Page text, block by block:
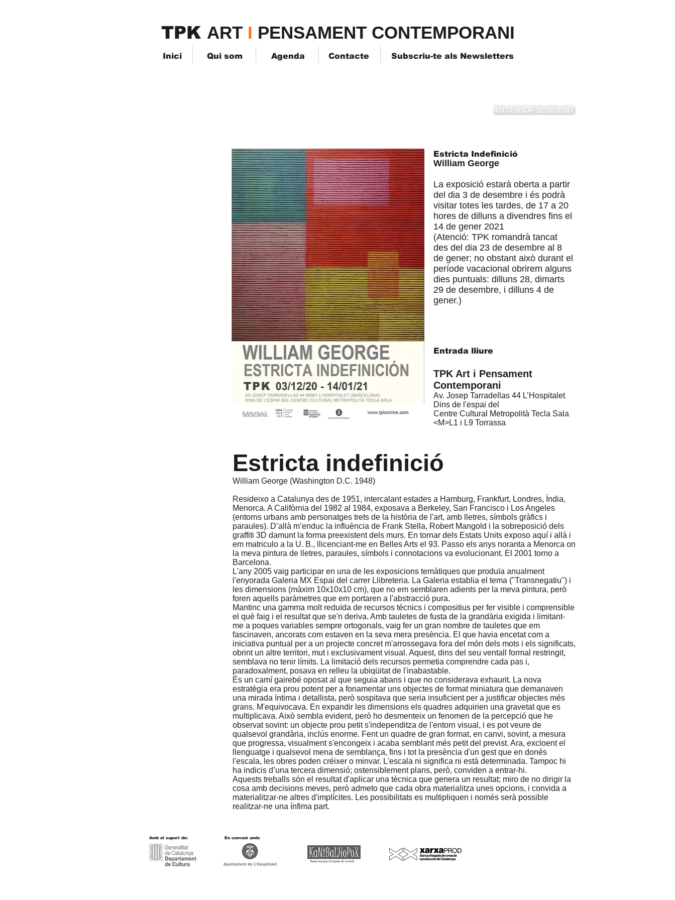
TPK ​ART I PENSAMENT CONTEMPORANI
Inici Qui som Agenda Contacte Subscriu-te als Newsletters
ANTERIOR SEGÜENT
Estricta Indefinició​
William George
La exposició estarà oberta a partir
del dia 3 de desembre i és podrà
visitar totes les tardes, de 17 a 20
hores de dilluns a divendres fins el
14 de gener 2021
(Atenció: TPK romandrà tancat
des del dia 23 de desembre al 8
de gener; no obstant això durant el
període vacacional obrirem alguns
dies puntuals: dilluns 28, dimarts
29 de desembre, i dilluns 4 de
gener.)
Entrada lliure
TPK Art i Pensament
Contemporani
Av. Josep Tarradellas 44 L’Hospitalet
Dins de l'espai del
Centre Cultural Metropolità Tecla Sala
<M>L1 i L9 Torrassa
Estricta indefinició
William George (Washington D.C. 1948)
Resideixo a Catalunya des de 1951, intercalant estades a Hamburg, Frankfurt, Londres, Índia,
Menorca. A Califòrnia del 1982 al 1984, exposava a Berkeley, San Francisco i Los Angeles
(entorns urbans amb personatges trets de la història de l'art, amb lletres, símbols gràfics i
paraules). D’allà m’enduc la influència de Frank Stella, Robert Mangold i la sobreposició dels
graffiti 3D damunt la forma preexistent dels murs. En tornar dels Estats Units exposo aquí i allà i
em matriculo a la U. B., llicenciant-me en Belles Arts el 93. Passo els anys noranta a Menorca on
la meva pintura de lletres, paraules, símbols i connotacions va evolucionant. El 2001 torno a
Barcelona.
L'any 2005 vaig participar en una de les exposicions temàtiques que produïa anualment
l'enyorada Galeria MX Espai del carrer Llibreteria. La Galeria establia el tema ("Transnegatiu") i
les dimensions (màxim 10x10x10 cm), que no em semblaren adients per la meva pintura, però
foren aquells paràmetres que em portaren a l'abstracció pura.
Mantinc una gamma molt reduïda de recursos tècnics i compositius per fer visible i comprensible
el què faig i el resultat que se'n deriva. Amb tauletes de fusta de la grandària exigida i limitant-
me a poques variables sempre ortogonals, vaig fer un gran nombre de tauletes que em
fascinaven, ancorats com estaven en la seva mera presència. El que havia encetat com a
iniciativa puntual per a un projecte concret m'arrossegava fora del món dels mots i els significats,
obrint un altre territori, mut i exclusivament visual. Aquest, dins del seu ventall formal restringit,
semblava no tenir límits. La limitació dels recursos permetia comprendre cada pas i,
paradoxalment, posava en relleu la ubiqüitat de l'inabastable.
És un camí gairebé oposat al que seguia abans i que no considerava exhaurit. La nova
estratègia era prou potent per a fonamentar uns objectes de format miniatura que demanaven
una mirada íntima i detallista, però sospitava que seria insuficient per a justificar objectes més
grans. M'equivocava. En expandir les dimensions els quadres adquirien una gravetat que es
multiplicava. Això sembla evident, però ho desmenteix un fenomen de la percepció que he
observat sovint: un objecte prou petit s'independitza de l'entorn visual, i es pot veure de
qualsevol grandària, inclús enorme. Fent un quadre de gran format, en canvi, sovint, a mesura
que progressa, visualment s'encongeix i acaba semblant més petit del previst. Ara, excloent el
llenguatge i qualsevol mena de semblança, fins i tot la presència d'un gest que en donés
l'escala, les obres poden créixer o minvar. L'escala ni significa ni està determinada. Tampoc hi
ha indicis d’una tercera dimensió; ostensiblement plans, però, conviden a entrar-hi.
Aquests treballs són el resultat d'aplicar una tècnica que genera un resultat; miro de no dirigir la
cosa amb decisions meves, però admeto que cada obra materialitza unes opcions, i convida a
materialitzar-ne altres d'implícites. Les possibilitats es multipliquen i només serà possible
realitzar-ne una ínfima part.
Amb el suport de: En conveni amb: